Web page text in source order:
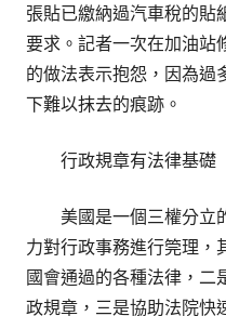
張貼已繳納過汽車稅的貼
要求。記者一次在加油站
的做法表示抱怨，因為過
下難以抹去的痕跡。
行政規章有法律基礎
美國是一個三權分立
力對行政事務進行筦理，
國會通過的各種法律，二
政規章，三是協助法院快